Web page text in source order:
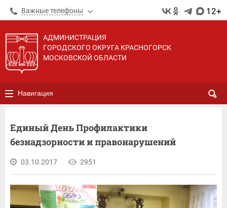
Важные телефоны 12+
АДМИНИСТРАЦИЯ
ГОРОДСКОГО ОКРУГА КРАСНОГОРСК
МОСКОВСКОЙ ОБЛАСТИ
Навигация
Единый День Профилактики
безнадзорности и правонарушений
03.10.2017 2951